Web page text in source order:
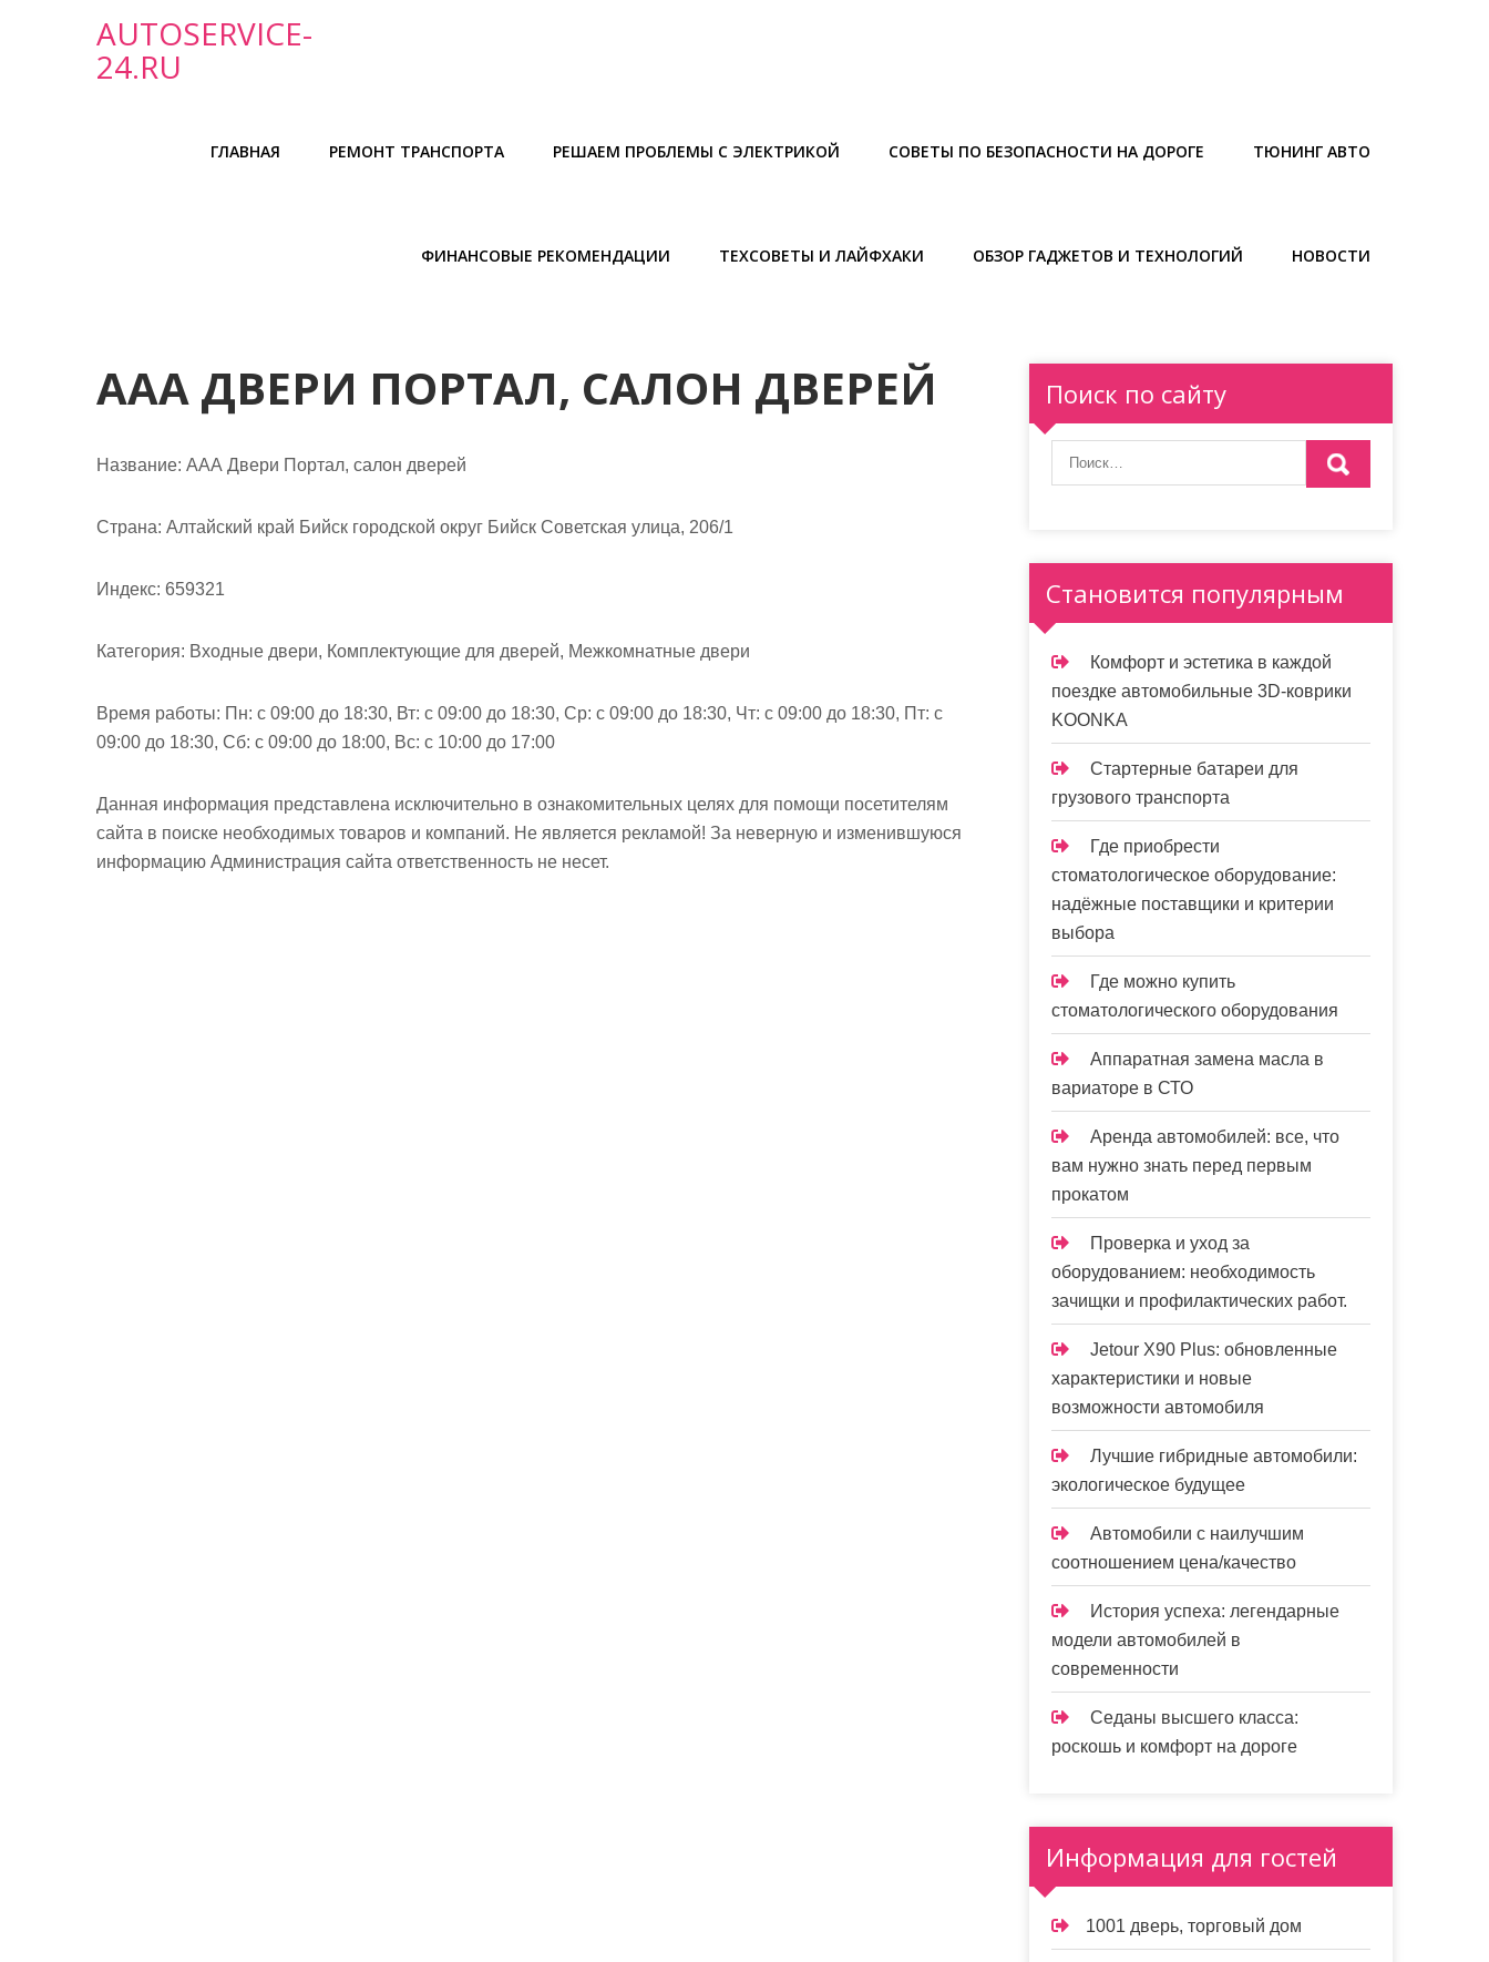
AUTOSERVICE-
24.RU
ГЛАВНАЯ РЕМОНТ ТРАНСПОРТА РЕШАЕМ ПРОБЛЕМЫ С ЭЛЕКТРИКОЙ СОВЕТЫ ПО БЕЗОПАСНОСТИ НА ДОРОГЕ ТЮНИНГ АВТО
ФИНАНСОВЫЕ РЕКОМЕНДАЦИИ ТЕХСОВЕТЫ И ЛАЙФХАКИ ОБЗОР ГАДЖЕТОВ И ТЕХНОЛОГИЙ НОВОСТИ
ААА ДВЕРИ ПОРТАЛ, САЛОН ДВЕРЕЙ
Название: ААА Двери Портал, салон дверей
Страна: Алтайский край Бийск городской округ Бийск Советская улица, 206/1
Индекс: 659321
Категория: Входные двери, Комплектующие для дверей, Межкомнатные двери
Время работы: Пн: с 09:00 до 18:30, Вт: с 09:00 до 18:30, Ср: с 09:00 до 18:30, Чт: с 09:00 до 18:30, Пт: с
09:00 до 18:30, Сб: с 09:00 до 18:00, Вс: с 10:00 до 17:00
Данная информация представлена исключительно в ознакомительных целях для помощи посетителям
сайта в поиске необходимых товаров и компаний. Не является рекламой! За неверную и изменившуюся
информацию Администрация сайта ответственность не несет.
Поиск по сайту
Становится популярным
Комфорт и эстетика в каждой
поездке автомобильные 3D-коврики
KOONKA
Стартерные батареи для
грузового транспорта
Где приобрести
стоматологическое оборудование:
надёжные поставщики и критерии
выбора
Где можно купить
стоматологического оборудования
Аппаратная замена масла в
вариаторе в СТО
Аренда автомобилей: все, что
вам нужно знать перед первым
прокатом
Проверка и уход за
оборудованием: необходимость
зачищки и профилактических работ.
Jetour X90 Plus: обновленные
характеристики и новые
возможности автомобиля
Лучшие гибридные автомобили:
экологическое будущее
Автомобили с наилучшим
соотношением цена/качество
История успеха: легендарные
модели автомобилей в
современности
Седаны высшего класса:
роскошь и комфорт на дороге
Информация для гостей
1001 дверь, торговый дом